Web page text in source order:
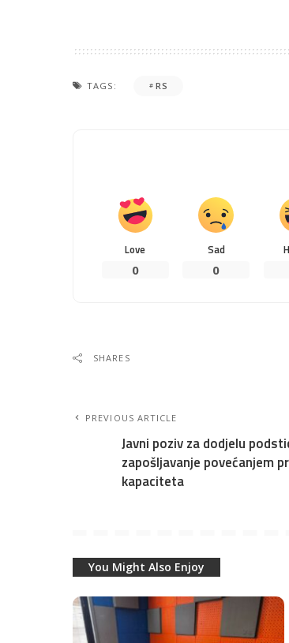
TAGS: RS
Love
0
Sad
0
SHARES
PREVIOUS ARTICLE
Javni poziv za dodjelu
zapošljavanje povećanjem
kapaciteta
You Might Also Enjoy